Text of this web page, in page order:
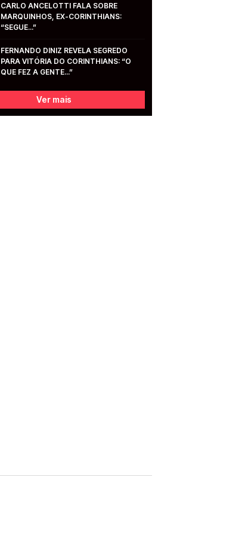
CARLO ANCELOTTI FALA SOBRE
MARQUINHOS, EX-CORINTHIANS:
“SEGUE...”
FERNANDO DINIZ REVELA SEGREDO
PARA VITÓRIA DO CORINTHIANS: “O
QUE FEZ A GENTE...”
Ver mais